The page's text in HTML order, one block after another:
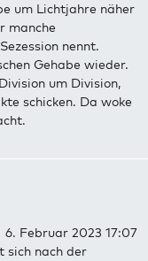
um Lichtjahre näher
manche
nennt.
Gehabe wieder.
um Division,
schicken. Da woke
6. Februar 2023 17:07
sich nach der